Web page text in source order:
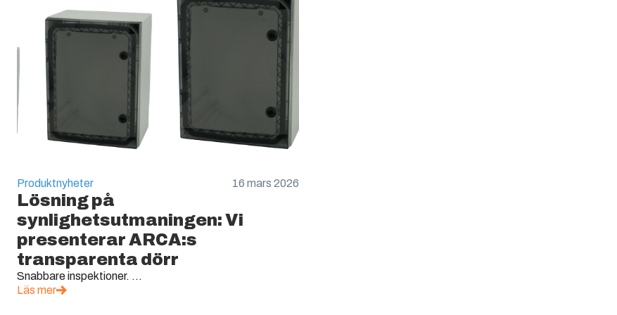
Produktnyheter 16 mars 2026
Lösning på
synlighetsutmaningen: Vi
presenterar ARCA:s
transparenta dörr
Snabbare inspektioner. ...
Läs mer